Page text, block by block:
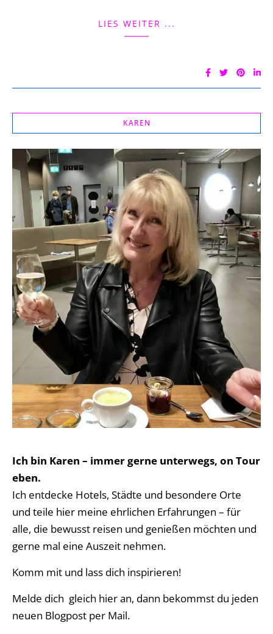
LIES WEITER ...
KAREN
Ich bin Karen – immer gerne unterwegs, on Tour
eben.
Ich entdecke Hotels, Städte und besondere Orte
und teile hier meine ehrlichen Erfahrungen – für
alle, die bewusst reisen und genießen möchten und
gerne mal eine Auszeit nehmen.
Komm mit und lass dich inspirieren!
Melde dich gleich hier an, dann bekommst du jeden
neuen Blogpost per Mail.